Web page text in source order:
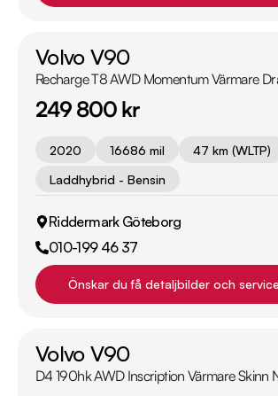
Volvo V90
Recharge T8 AWD Momentum Värmare
249 800 kr
2020 16686 mil
47 km (WLTP)
Laddhybrid - Bensin
Riddermark Göteborg
010-199 46 37
Önskar du få detaljbilder och
Volvo V90
D4 190hk AWD Inscription Värmare Skinn